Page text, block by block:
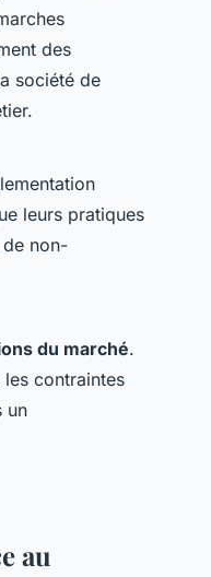
des
société de
leurs pratiques
non-
du marché.
contraintes
un
au